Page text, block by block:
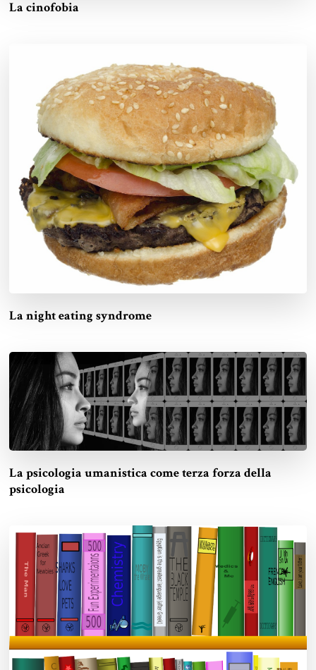
La cinofobia
La night eating syndrome
La psicologia umanistica come terza forza della
psicologia